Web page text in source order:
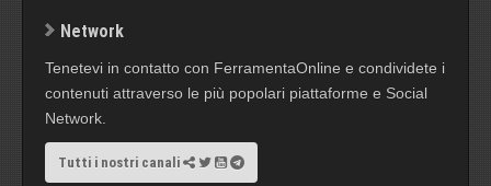
Network
Tenetevi in contatto con FerramentaOnline e condividete i
contenuti attraverso le più popolari piattaforme e Social
Network.
Tutti i nostri canali